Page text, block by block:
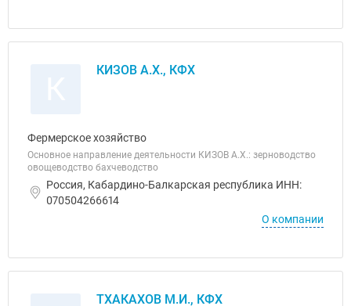
КИЗОВ А.Х., КФХ
Фермерское хозяйство
Основное направление деятельности КИЗОВ А.Х.: зерноводство
овощеводство бахчеводство
Россия, Кабардино-Балкарская республика ИНН:
070504266614
О компании
ТХАКАХОВ М.И., КФХ